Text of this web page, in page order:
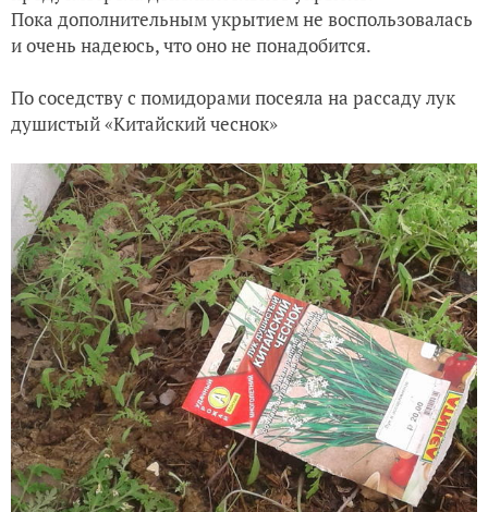
Пока дополнительным укрытием не воспользовалась
и очень надеюсь, что оно не понадобится.
По соседству с помидорами посеяла на рассаду лук
душистый «Китайский чеснок»